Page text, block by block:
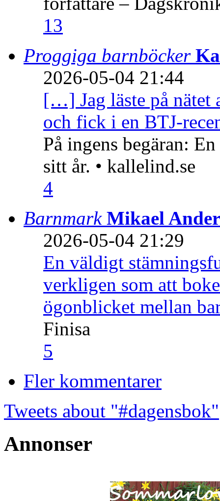
13
Proggiga barnböcker
2026-05-04 21:44
[…] Jag läste på nätet
och fick i en BTJ-
På ingens begäran:
sitt år. • kallelind.se
4
Barnmark Mikael
2026-05-04 21:29
En väldigt
verkligen som att
ögonblicket mellan
Finisa
5
Fler kommentarer
Tweets about "#dagensbok"
Annonser